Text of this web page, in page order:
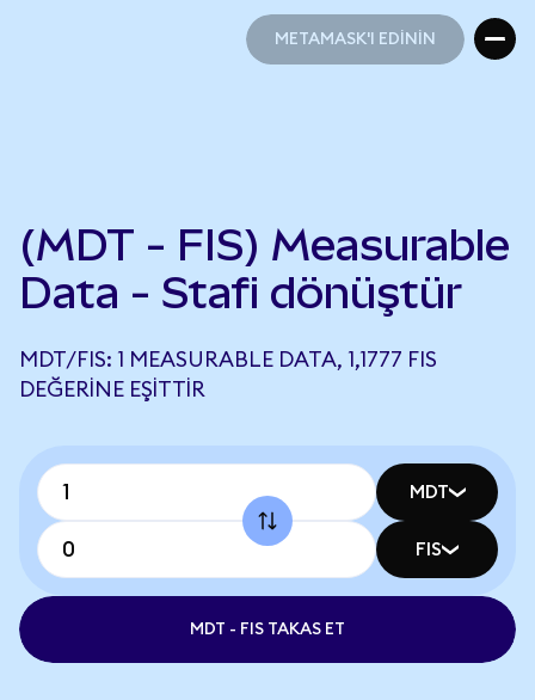
METAMASK'I EDİNİN
(MDT - FIS) Measurable
Data - Stafi dönüştür
MDT/FIS: 1 MEASURABLE DATA, 1,1777 FIS
DEĞERINE EŞITTIR
MDT
FIS
MDT - FIS TAKAS ET